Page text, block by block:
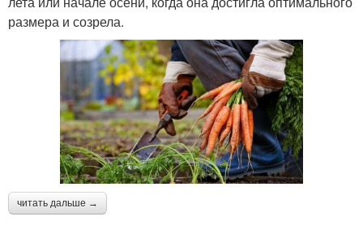
размера и созрела.
читать дальше →